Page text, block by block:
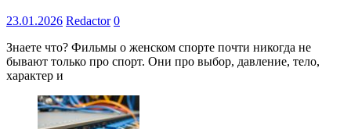
23.01.2026 Redactor 0
Знаете что? Фильмы о женском спорте почти никогда не
бывают только про спорт. Они про выбор, давление, тело,
характер и